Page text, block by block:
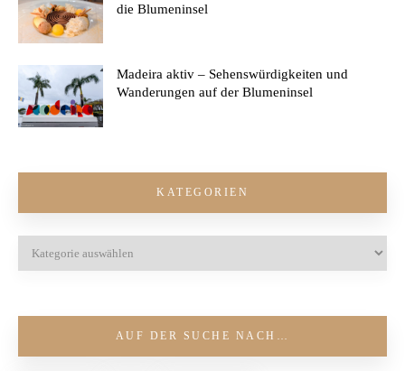
die Blumeninsel
Madeira aktiv – Sehenswürdigkeiten und
Wanderungen auf der Blumeninsel
KATEGORIEN
AUF DER SUCHE NACH…